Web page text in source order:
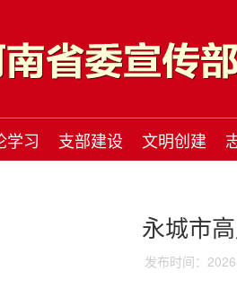
学习 支部建设 文明创建
永城市
发布时间：